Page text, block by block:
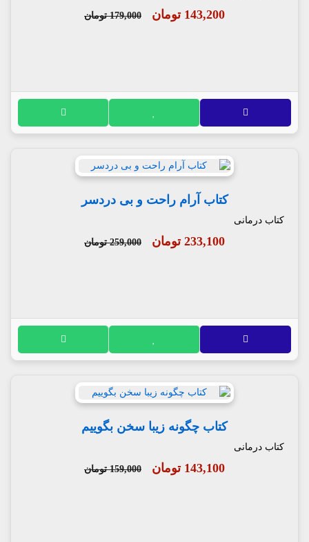
143,200 تومان 179,000 تومان
کتاب آرام راحت و بی دردسر
کتاب درمانی
233,100 تومان 259,000 تومان
کتاب چگونه زیبا سخن بگوییم
کتاب درمانی
143,100 تومان 159,000 تومان